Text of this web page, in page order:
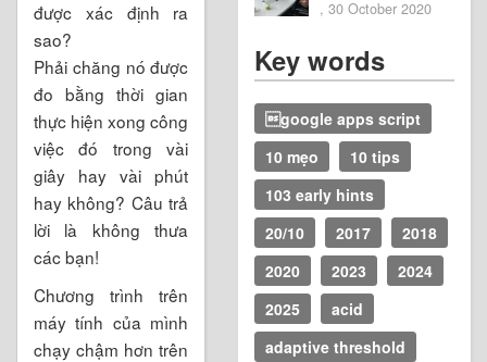
được xác định ra
sao?
Phải chăng nó được
đo bằng thời gian
thực hiện xong công
việc đó trong vài
giây hay vài phút
hay không? Câu trả
lời là không thưa
các bạn!
Chương trình trên
máy tính của mình
chạy chậm hơn trên
2020
, 30 October 2020
Key words
google apps script
10 mẹo
10 tips
103 early hints
20/10
2017
2018
2020
2023
2024
2025
acid
adaptive threshold